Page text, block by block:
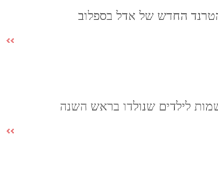
החדש של אדל בספלוב
לילדים שנולדו בראש השנה